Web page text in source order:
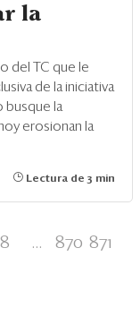
la
del TC que le
de la iniciativa
busque la
erosionan la
Lectura de 3 min
8 ... 870 871